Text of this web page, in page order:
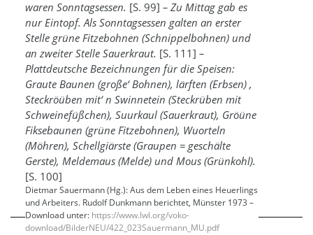
waren Sonntagsessen. [S. 99] – Zu Mittag gab es
nur Eintopf. Als Sonntagsessen galten an erster
Stelle grüne Fitzebohnen (Schnippelbohnen) und
an zweiter Stelle Sauerkraut. [S. 111] –
Plattdeutsche Bezeichnungen für die Speisen:
Graute Baunen (große‘ Bohnen), lärften (Erbsen) ,
Steckröüben mit‘ n Swinnetein (Steckrüben mit
Schweinefüßchen), Suurkaul (Sauerkraut), Gröüne
Fiksebaunen (grüne Fitzebohnen), Wuorteln
(Möhren), Schellgiärste (Graupen = geschälte
Gerste), Meldemaus (Melde) und Mous (Grünkohl).
[S. 100]
Dietmar Sauermann (Hg.): Aus dem Leben eines Heuerlings
und Arbeiters. Rudolf Dunkmann berichtet, Münster 1973 –
Download unter: https://www.lwl.org/voko-
download/BilderNEU/422_023Sauermann_MU.pdf